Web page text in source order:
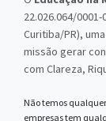
22.026.064/
Curitiba/PR),
missão gerar
com Clareza,
Não temos
empresas tem